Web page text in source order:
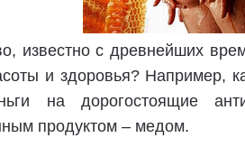
известно с древнейших
и здоровья? Например,
на дорогостоящие
продуктом – медом.